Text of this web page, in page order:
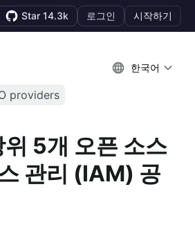
Star 14.3k 로그인 시작하기
한국어
providers
5개 오픈 소스
관리 (IAM) 공